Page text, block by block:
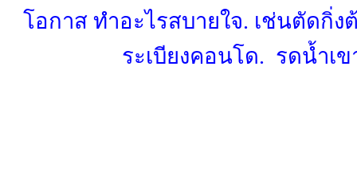
โอกาส ทำอะไรสบายใจ. เช่นตัดกิ่
ระเบียงคอนโด. รดน้ำเ